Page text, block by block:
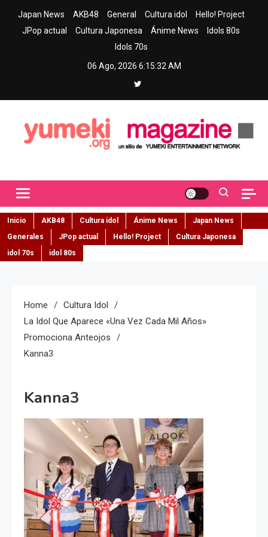
Japan News AKB48 General Cultura idol
Hello! Project
JPop actual
Cultura Japonesa Ánime News
Idols 80s
Idols 70s
06 Ago, 2026 6:15:33 AM
Inicio AKB48 Cultura idol Ánime News
Japan News
Generales
JPop actual Hello! Project
Cultura Japonesa
idol 70s
idol 80s
Home
Cultura Idol
La Idol Que Aparece «una Vez Cada Mil Años»
Promociona Anteojos
Kanna3
Kanna3